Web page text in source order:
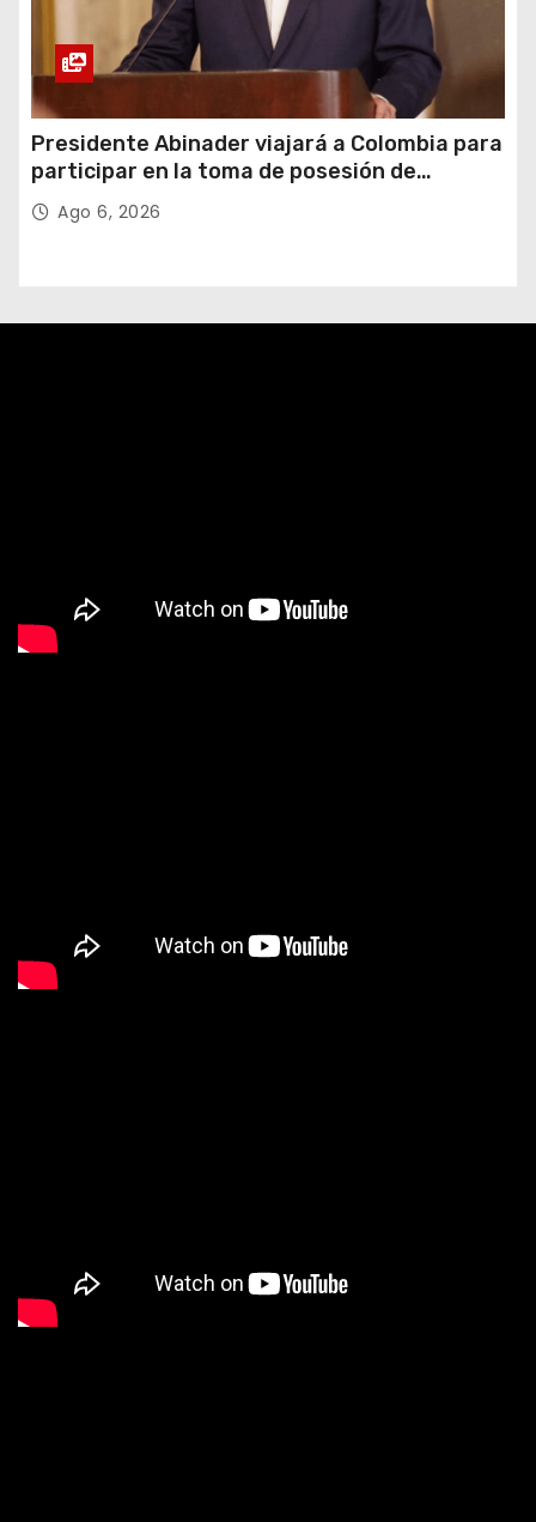
Presidente Abinader viajará a Colombia para
participar en la toma de posesión de
Abelardo de la Espriella
Ago 6, 2026